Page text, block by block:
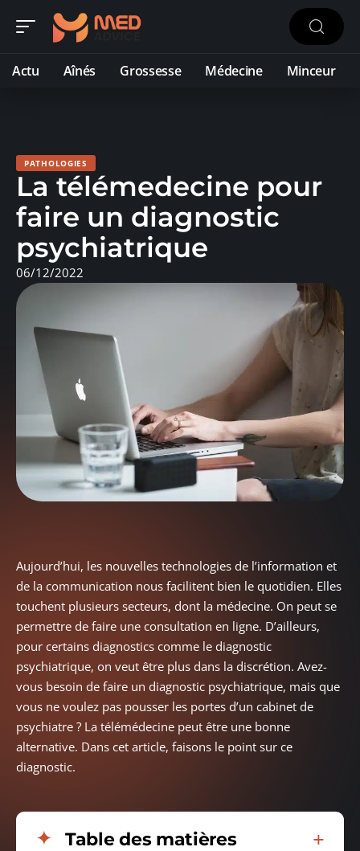
Actu Aînés Grossesse Médecine Minceur
PATHOLOGIES
La télémedecine pour
faire un diagnostic
psychiatrique
06/12/2022
Aujourd’hui, les nouvelles technologies de l’information et
de la communication nous facilitent bien le quotidien. Elles
touchent plusieurs secteurs, dont la médecine. On peut se
permettre de faire une consultation en ligne. D’ailleurs,
pour certains diagnostics comme le diagnostic
psychiatrique, on veut être plus dans la discrétion. Avez-
vous besoin de faire un diagnostic psychiatrique, mais que
vous ne voulez pas pousser les portes d’un cabinet de
psychiatre ? La télémédecine peut être une bonne
alternative. Dans cet article, faisons le point sur ce
diagnostic.
Table des matières